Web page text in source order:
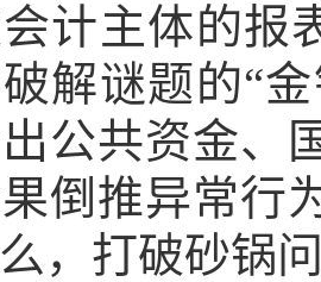
计主体的报
解谜题的“
公共资金、
倒推异常行
，打破砂锅